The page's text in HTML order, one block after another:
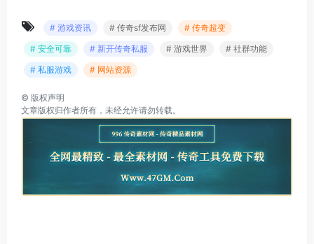
# 游戏资讯 # 传奇sf发布网
# 传奇超变
# 安全可靠
# 新开传奇私服 # 游戏世界
# 社群功能
# 私服游戏
# 网站资源
© 版权声明
文章版权归作者所有，未经允许请勿转载。